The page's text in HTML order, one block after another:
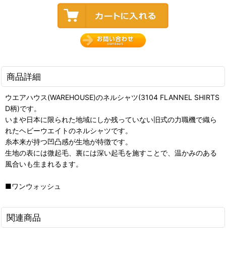
商品詳細
ウエアハウス(WAREHOUSE)のネルシャツ(3104 FLANNEL SHIRTS
D柄)です。
いまや日本に限られた地域にしか残っていない旧式の力職機で織ら
れたヘビーウエイトのネルシャツです。
糸本来が持つ凹凸感が生地が特徴です。
生地の表には微起毛、裏には深い起毛を施すことで、温かみのある
風合いも生まれるます。
■ワンウォッシュ
関連商品